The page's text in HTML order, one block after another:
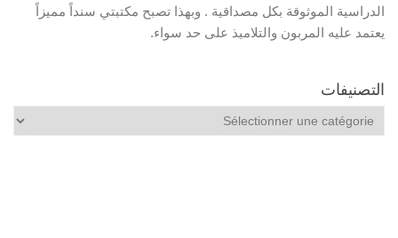
الدراسية الموثوقة بكل مصداقية . وبهذا تصبح مكتبتي سنداً مميزاً
يعتمد عليه المربون والتلاميذ على حد سواء.
التصنيفات
التصنيفات